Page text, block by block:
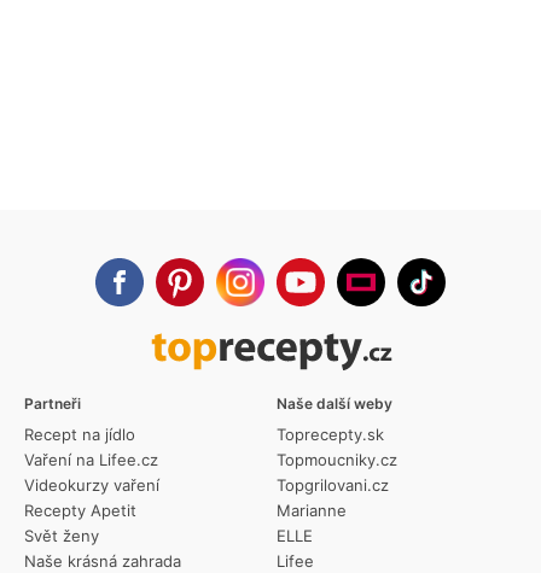
Partneři
Recept na jídlo
Vaření na Lifee.cz
Videokurzy vaření
Recepty Apetit
Svět ženy
Naše krásná zahrada
Naše další weby
Toprecepty.sk
Topmoucniky.cz
Topgrilovani.cz
Marianne
ELLE
Lifee